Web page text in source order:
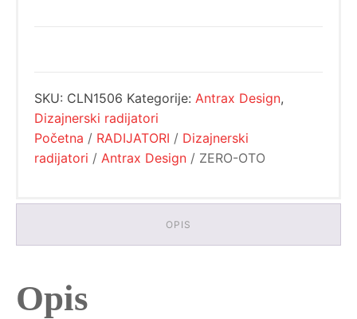
SKU: CLN1506 Kategorije: Antrax Design,
Dizajnerski radijatori
Početna / RADIJATORI / Dizajnerski
radijatori / Antrax Design / ZERO-OTO
OPIS
Opis